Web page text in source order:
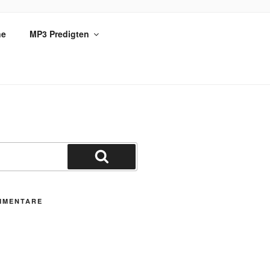
MP3 Predigten
Suchen